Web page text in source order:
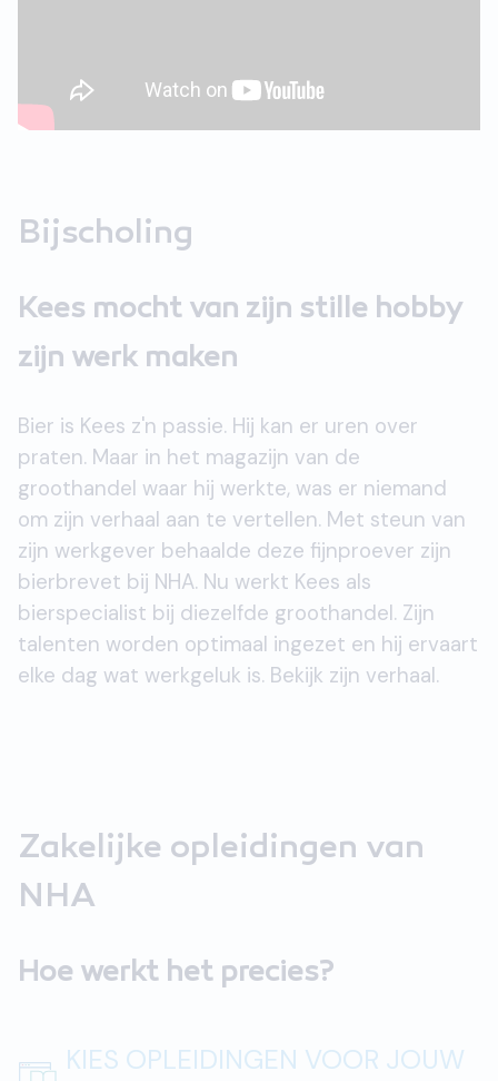
Bijscholing
Kees mocht van zijn stille hobby
zijn werk maken
Bier is Kees z'n passie. Hij kan er uren over
praten. Maar in het magazijn van de
groothandel waar hij werkte, was er niemand
om zijn verhaal aan te vertellen. Met steun van
zijn werkgever behaalde deze fijnproever zijn
bierbrevet bij NHA. Nu werkt Kees als
bierspecialist bij diezelfde groothandel. Zijn
talenten worden optimaal ingezet en hij ervaart
elke dag wat werkgeluk is. Bekijk zijn verhaal.
Zakelijke opleidingen van
NHA
Hoe werkt het precies?
KIES OPLEIDINGEN VOOR JOUW